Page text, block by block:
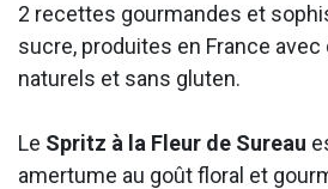
2 recettes gourmandes et
sucre, produites en France
naturels et sans gluten.
Le Spritz à la Fleur de Sureau
amertume au goût floral et